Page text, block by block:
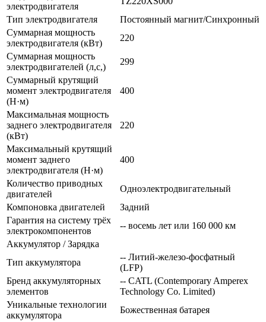
электродвигателя
Тип электродвигателя
Постоянный магнит/Синхронный
Суммарная мощность
электродвигателя (кВт)
220
Суммарная мощность
электродвигателей (л,с,)
299
Суммарный крутящий
момент электродвигателя
(Н·м)
400
Максимальная мощность
заднего электродвигателя
(кВт)
220
Максимальный крутящий
момент заднего
электродвигателя (Н·м)
400
Количество приводных
двигателей
Одноэлектродвигательный
Компоновка двигателей
Задний
Гарантия на систему трёх
электрокомпонентов
-- восемь лет или 160 000 км
Аккумулятор / Зарядка
Тип аккумулятора
-- Литий-железо-фосфатный
(LFP)
Бренд аккумуляторных
элементов
-- CATL (Contemporary Amperex
Technology Co. Limited)
Уникальные технологии
аккумулятора
Божественная батарея